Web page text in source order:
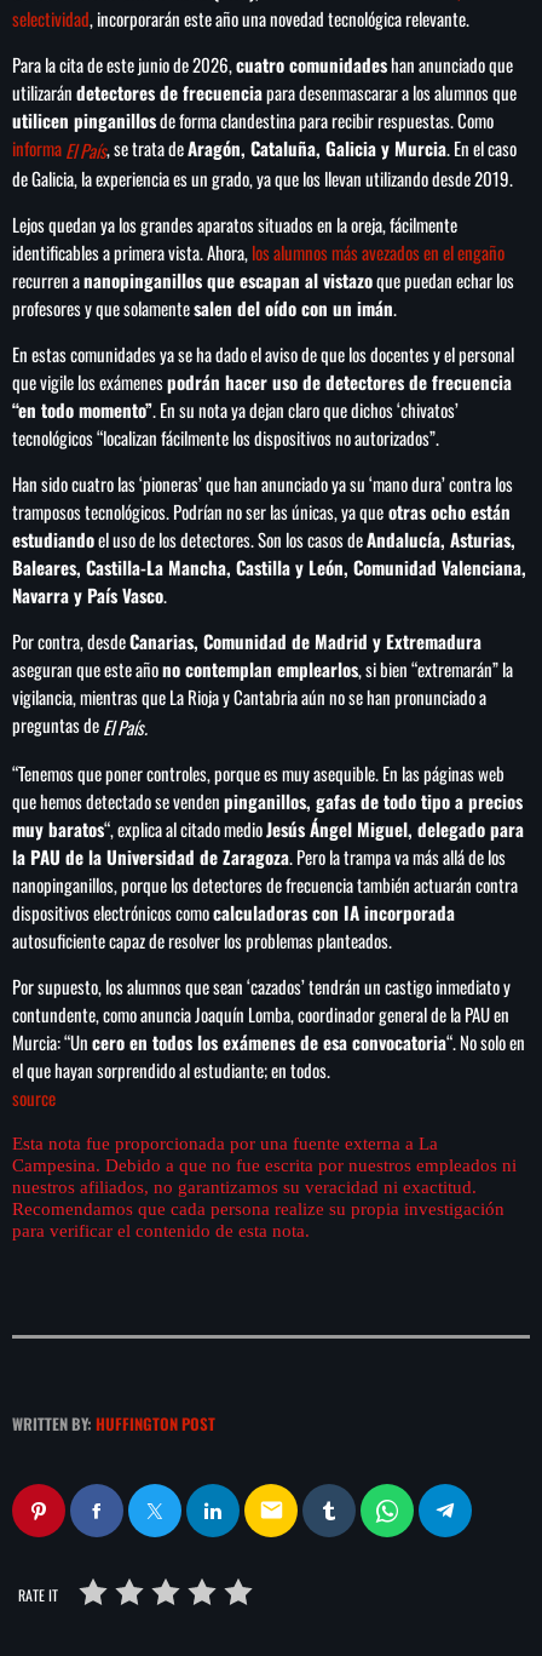
SEARCH
SEARCH
NOTAS
Sheinbaum abre la puerta al fracking y
matiza promesa de campaña
Irán anuncia que el acuerdo con Omán para
gestionar el estrecho de Ormuz está en su
‘fase final de revisión’
Murió Jorge Messi, padre de Lionel, a los 68
años
selectividad, incorporarán este año una novedad tecnológica relevante.
Para la cita de este junio de 2026,cuatro comunidadeshan anunciado que
utilizarándetectores de frecuenciapara desenmascarar a los alumnos que
utilicen pinganillosde forma clandestina para recibir respuestas. Como
informaEl País, se trata deAragón, Cataluña, Galicia y Murcia. En el caso
de Galicia, la experiencia es un grado, ya que los llevan utilizando desde 2019.
Lejos quedan ya los grandes aparatos situados en la oreja, fácilmente
identificables a primera vista. Ahora,los alumnos más avezados en el engaño
recurren ananopinganillos que escapan al vistazoque puedan echar los
profesores y que solamentesalen del oído con un imán.
En estas comunidades ya se ha dado el aviso de que los docentes y el personal
que vigile los exámenespodrán hacer uso de detectores de frecuencia
“en todo momento”. En su nota ya dejan claro que dichos ‘chivatos’
tecnológicos “localizan fácilmente los dispositivos no autorizados”.
Han sido cuatro las ‘pioneras’ que han anunciado ya su ‘mano dura’ contra los
tramposos tecnológicos. Podrían no ser las únicas, ya queotras ocho están
estudiandoel uso de los detectores. Son los casos deAndalucía, Asturias,
Baleares, Castilla-La Mancha, Castilla y León, Comunidad Valenciana,
Navarra y País Vasco.
Por contra, desdeCanarias, Comunidad de Madrid y Extremadura
aseguran que este añono contemplan emplearlos, si bien “extremarán” la
vigilancia, mientras que La Rioja y Cantabria aún no se han pronunciado a
preguntas deEl País.
“Tenemos que poner controles, porque es muy asequible. En las páginas web
que hemos detectado se vendenpinganillos, gafas de todo tipo a precios
muy baratos“, explica al citado medioJesús Ángel Miguel, delegado para
la PAU de la Universidad de Zaragoza. Pero la trampa va más allá de los
nanopinganillos, porque los detectores de frecuencia también actuarán contra
dispositivos electrónicos comocalculadoras con IA incorporada
autosuficiente capaz de resolver los problemas planteados.
Por supuesto, los alumnos que sean ‘cazados’ tendrán un castigo inmediato y
contundente, como anuncia Joaquín Lomba, coordinador general de la PAU en
Murcia: “Uncero en todos los exámenes de esa convocatoria“. No solo en
el que hayan sorprendido al estudiante; en todos.
source
Esta nota fue proporcionada por una fuente externa a La
Campesina. Debido a que no fue escrita por nuestros empleados ni
nuestros afiliados, no garantizamos su veracidad ni exactitud.
Recomendamos que cada persona realize su propia investigación
para verificar el contenido de esta nota.
WRITTEN BY: HUFFINGTON POST
email
RATE IT